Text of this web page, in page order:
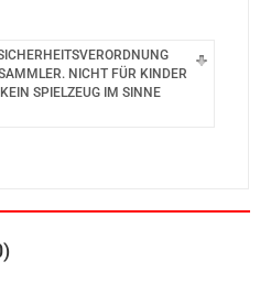
NICHT FÜR KINDER
SPIELZEUG IM SINNE